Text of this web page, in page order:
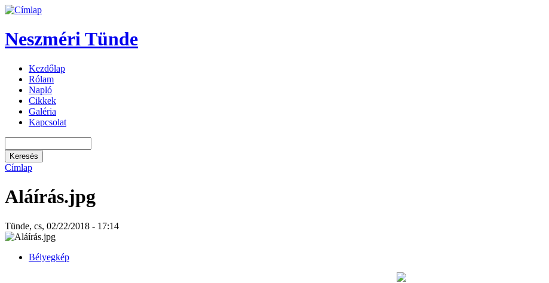
Neszméri Tünde
Kezdőlap
Rólam
Napló
Cikkek
Galéria
Kapcsolat
Címlap
Aláírás.jpg
Tünde, cs, 02/22/2018 - 17:14
Bélyegkép